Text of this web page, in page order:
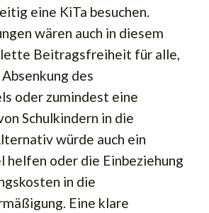
eine KiTa besuchen.
wären auch in diesem
Beitragsfreiheit für alle,
des
oder zumindest eine
Schulkindern in die
würde auch ein
helfen oder die Einbeziehung
in die
Eine klare